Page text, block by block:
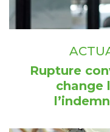
Rupture
change